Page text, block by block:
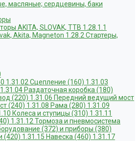
масляные; сердцевины, баки
AKITA, SLOVAK, ТТВ 1.28.1.1
Akita, Magneton 1.28.2 Стартеры,
1.31.02 Сцепление (160) 1.31.03
1.31.04 Раздаточная коробка (180)
(220) 1.31.06 Передний ведущий мост
(240) 1.31.08 Рама (280) 1.31.09
Колеса и ступицы (310) 1.31.11
1.31.12 Тормоза и пневмосистема
(372) и приборы (380)
(420) 1.31.15 Навеска (460) 1.31.17